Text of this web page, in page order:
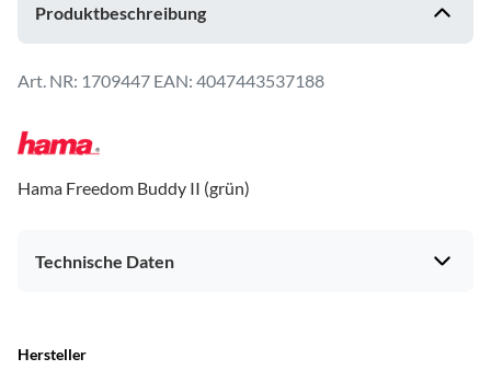
Produktbeschreibung
1709447 EAN: 4047443537188
Hama Freedom Buddy II (grün)
Technische Daten
Hersteller